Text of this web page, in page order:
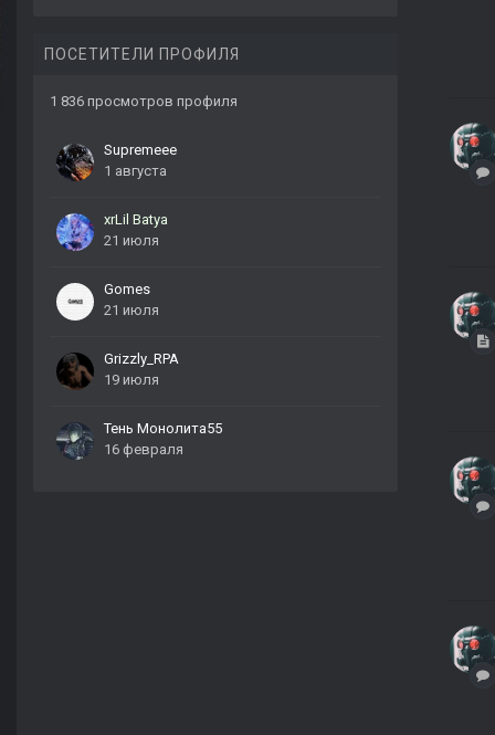
ПОСЕТИТЕЛИ ПРОФИЛЯ
1 836 просмотров профиля
Supremeee
1 августа
xrLil Batya
21 июля
Gomes
21 июля
Grizzly_RPA
19 июля
Тень Монолита55
16 февраля